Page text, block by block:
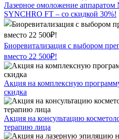
Лазерное омоложение
SYNCHRO FT – со скидкой 30%!
Биоревитализация с выбором
вместо 22 500₽!
Акция на комплексную
скидка
Акция на консультацию
терапию лица